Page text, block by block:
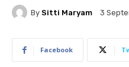
By Sitti Maryam 3
Facebook